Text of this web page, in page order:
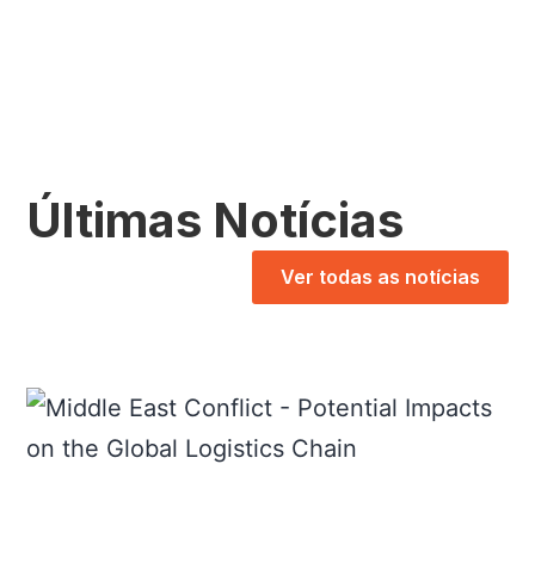
Últimas Notícias
Ver todas as notícias